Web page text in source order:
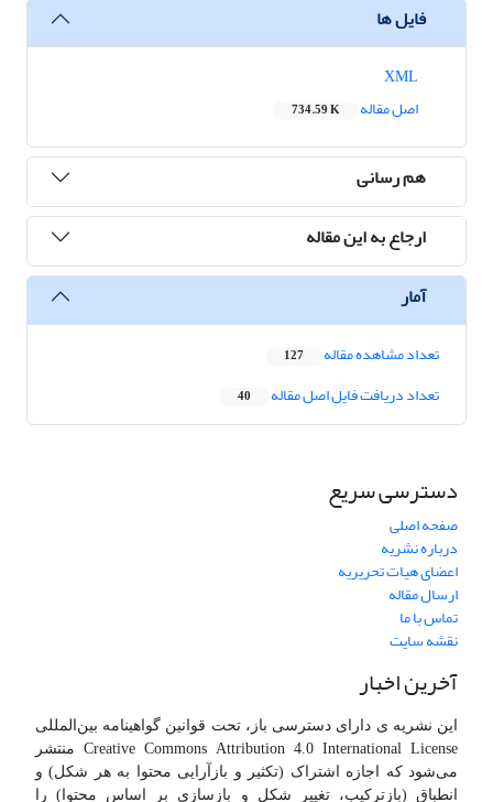
فایل ها
اصل مقاله
734.59 K
هم رسانی
ارجاع به این مقاله
آمار
تعداد مشاهده مقاله 127
تعداد دریافت فایل اصل مقاله 40
دسترسی سریع
صفحه اصلی
درباره نشریه
اعضای هیات تحریریه
ارسال مقاله
تماس با ما
نقشه سایت
آخرین اخبار
این نشریه ی دارای دسترسی باز، تحت قوانین گواهینامه بین‌المللی
Creative Commons Attribution 4.0 International License منتشر
می‌شود که اجازه اشتراک (تکثیر و بازآرایی محتوا به هر شکل) و
انطباق (بازترکیب، تغییر شکل و بازسازی بر اساس محتوا) را